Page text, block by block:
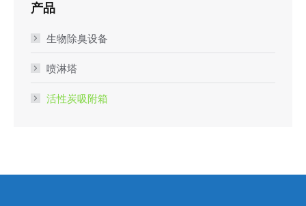
产品
生物除臭设备
喷淋塔
活性炭吸附箱